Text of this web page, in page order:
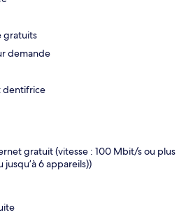
gratuits
demande
dentifrice
gratuit (vitesse : 100 Mbit/s ou plus
jusqu’à 6 appareils))